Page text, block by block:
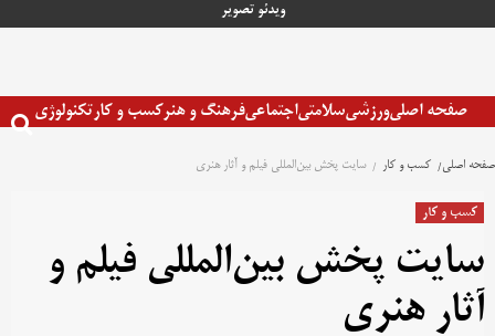
ویدئو تصویر
صفحه اصلیورزشیسلامتیاجتماعیفرهنگ و هنرکسب و کارتکنولوژی
صفحه اصلی کسب و کار سایت پخش بین‌المللی فیلم و آثار هنری
کسب و کار
سایت پخش بین‌المللی فیلم و
آثار هنری